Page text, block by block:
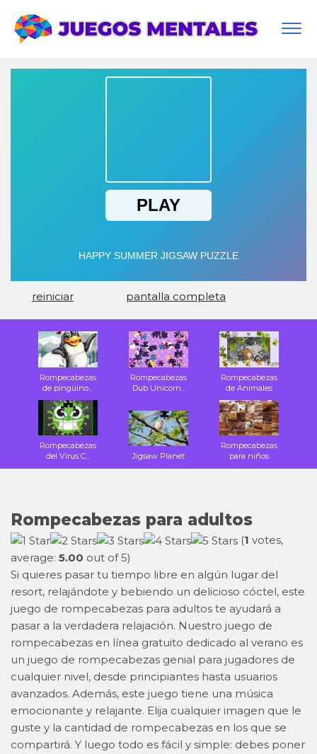
reiniciar pantalla completa
Rompecabezas
de pingüino...
Rompecabezas
Dub Unicorn...
Rompecabezas
de Animales
Rompecabezas
del Virus C...
Jigsaw Planet
Rompecabezas
para niños
Rompecabezas para adultos
(1 votes,
average: 5.00 out of 5)
Si quieres pasar tu tiempo libre en algún lugar del
resort, relajándote y bebiendo un delicioso cóctel, este
juego de rompecabezas para adultos te ayudará a
pasar a la verdadera relajación. Nuestro juego de
rompecabezas en línea gratuito dedicado al verano es
un juego de rompecabezas genial para jugadores de
cualquier nivel, desde principiantes hasta usuarios
avanzados. Además, este juego tiene una música
emocionante y relajante. Elija cualquier imagen que le
guste y la cantidad de rompecabezas en los que se
compartirá. Y luego todo es fácil y simple: debes poner